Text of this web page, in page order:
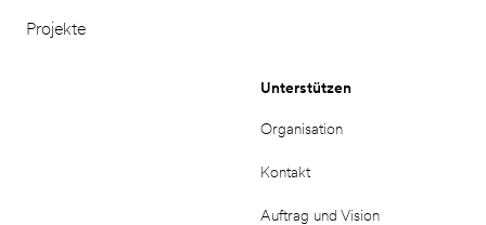
Projekte
Unterstützen
Organisation
Kontakt
Auftrag und Vision